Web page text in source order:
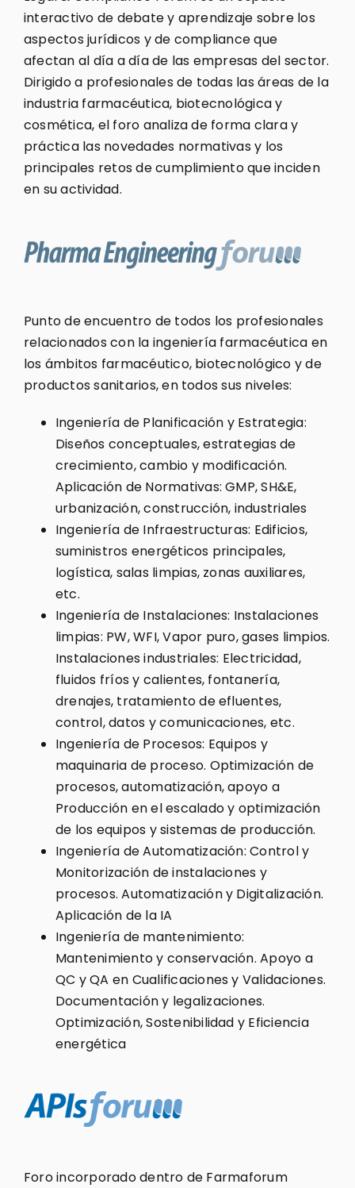
interactivo de debate y aprendizaje sobre los
aspectos jurídicos y de compliance que
afectan al día a día de las empresas del sector.
Dirigido a profesionales de todas las áreas de la
industria farmacéutica, biotecnológica y
cosmética, el foro analiza de forma clara y
práctica las novedades normativas y los
principales retos de cumplimiento que inciden
en su actividad.
Punto de encuentro de todos los profesionales
relacionados con la ingeniería farmacéutica en
los ámbitos farmacéutico, biotecnológico y de
productos sanitarios, en todos sus niveles:
Ingeniería de Planificación y Estrategia:
Diseños conceptuales, estrategias de
crecimiento, cambio y modificación.
Aplicación de Normativas: GMP, SH&E,
urbanización, construcción, industriales
Ingeniería de Infraestructuras: Edificios,
suministros energéticos principales,
logística, salas limpias, zonas auxiliares,
etc.
Ingeniería de Instalaciones: Instalaciones
limpias: PW, WFI, Vapor puro, gases limpios.
Instalaciones industriales: Electricidad,
fluidos fríos y calientes, fontanería,
drenajes, tratamiento de efluentes,
control, datos y comunicaciones, etc.
Ingeniería de Procesos: Equipos y
maquinaria de proceso. Optimización de
procesos, automatización, apoyo a
Producción en el escalado y optimización
de los equipos y sistemas de producción.
Ingeniería de Automatización: Control y
Monitorización de instalaciones y
procesos. Automatización y Digitalización.
Aplicación de la IA
Ingeniería de mantenimiento:
Mantenimiento y conservación. Apoyo a
QC y QA en Cualificaciones y Validaciones.
Documentación y legalizaciones.
Optimización, Sostenibilidad y Eficiencia
energética
Foro incorporado dentro de Farmaforum